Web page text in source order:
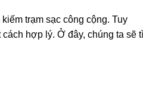
trạm sạc công cộng. Tuy
hợp lý. Ở đây, chúng ta sẽ